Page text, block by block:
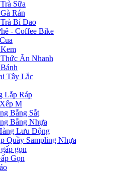
Sữa
Rán
Bí Đao
- Coffee Bike
Ăn Nhanh
Tây Lắc
Lắp Ráp
M
Bằng Sắt
Bằng Nhựa
Lưu Động
Quầy Sampling Nhựa
gọn
Gọn